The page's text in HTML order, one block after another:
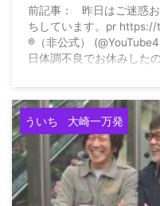
前日はどこぞで結
いたのですが…1日
かったですねぇ」
前記事： 昨日はご迷惑
ちしています。pr
®️ （非公式）
日体調不良でお休みした
して良かったですねぇ
か？ 10 ...
ういち 大崎一万発